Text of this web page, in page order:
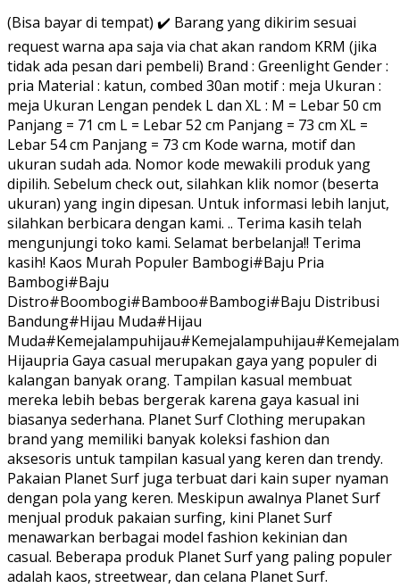
(Bisa bayar di tempat) ✔️ Barang yang dikirim sesuai
request warna apa saja via chat akan random KRM (jika
tidak ada pesan dari pembeli) Brand : Greenlight Gender :
pria Material : katun, combed 30an motif : meja Ukuran :
meja Ukuran Lengan pendek L dan XL : M = Lebar 50 cm
Panjang = 71 cm L = Lebar 52 cm Panjang = 73 cm XL =
Lebar 54 cm Panjang = 73 cm Kode warna, motif dan
ukuran sudah ada. Nomor kode mewakili produk yang
dipilih. Sebelum check out, silahkan klik nomor (beserta
ukuran) yang ingin dipesan. Untuk informasi lebih lanjut,
silahkan berbicara dengan kami. .. Terima kasih telah
mengunjungi toko kami. Selamat berbelanja!! Terima
kasih! Kaos Murah Populer Bambogi#Baju Pria
Bambogi#Baju
Distro#Boombogi#Bamboo#Bambogi#Baju Distribusi
Bandung#Hijau Muda#Hijau
Hijaupria Gaya casual merupakan gaya yang populer di
kalangan banyak orang. Tampilan kasual membuat
mereka lebih bebas bergerak karena gaya kasual ini
biasanya sederhana. Planet Surf Clothing merupakan
brand yang memiliki banyak koleksi fashion dan
aksesoris untuk tampilan kasual yang keren dan trendy.
Pakaian Planet Surf juga terbuat dari kain super nyaman
dengan pola yang keren. Meskipun awalnya Planet Surf
menjual produk pakaian surfing, kini Planet Surf
menawarkan berbagai model fashion kekinian dan
casual. Beberapa produk Planet Surf yang paling populer
adalah kaos, streetwear, dan celana Planet Surf.